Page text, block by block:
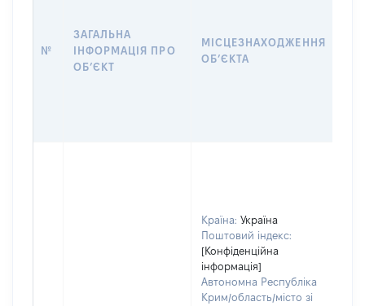
№
ЗАГАЛЬНА
ІНФОРМАЦІЯ ПРО
ОБʼЄКТ
МІСЦЕЗНАХОДЖЕННЯ
ОБʼЄКТА
Країна: Україна
Поштовий індекс:
[Конфіденційна
інформація]
Автономна Республіка
Крим/область/місто зі